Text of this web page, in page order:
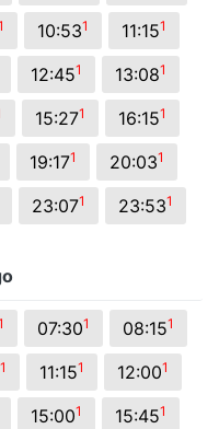
10:531 11:151
12:451 13:081
15:271 16:151
19:171 20:031
23:071 23:531
07:301 08:151
1 11:151 12:001
15:001 15:451